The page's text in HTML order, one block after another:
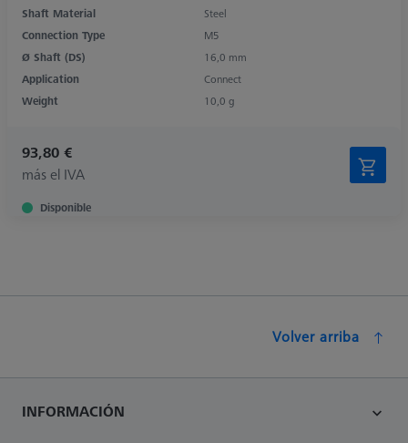
Shaft Material
Steel
Connection Type
M5
Ø Shaft (DS)
16,0 mm
Application
Connect
Weight
10,0 g
93,80 €
más el IVA
Disponible
Volver arriba
INFORMACIÓN